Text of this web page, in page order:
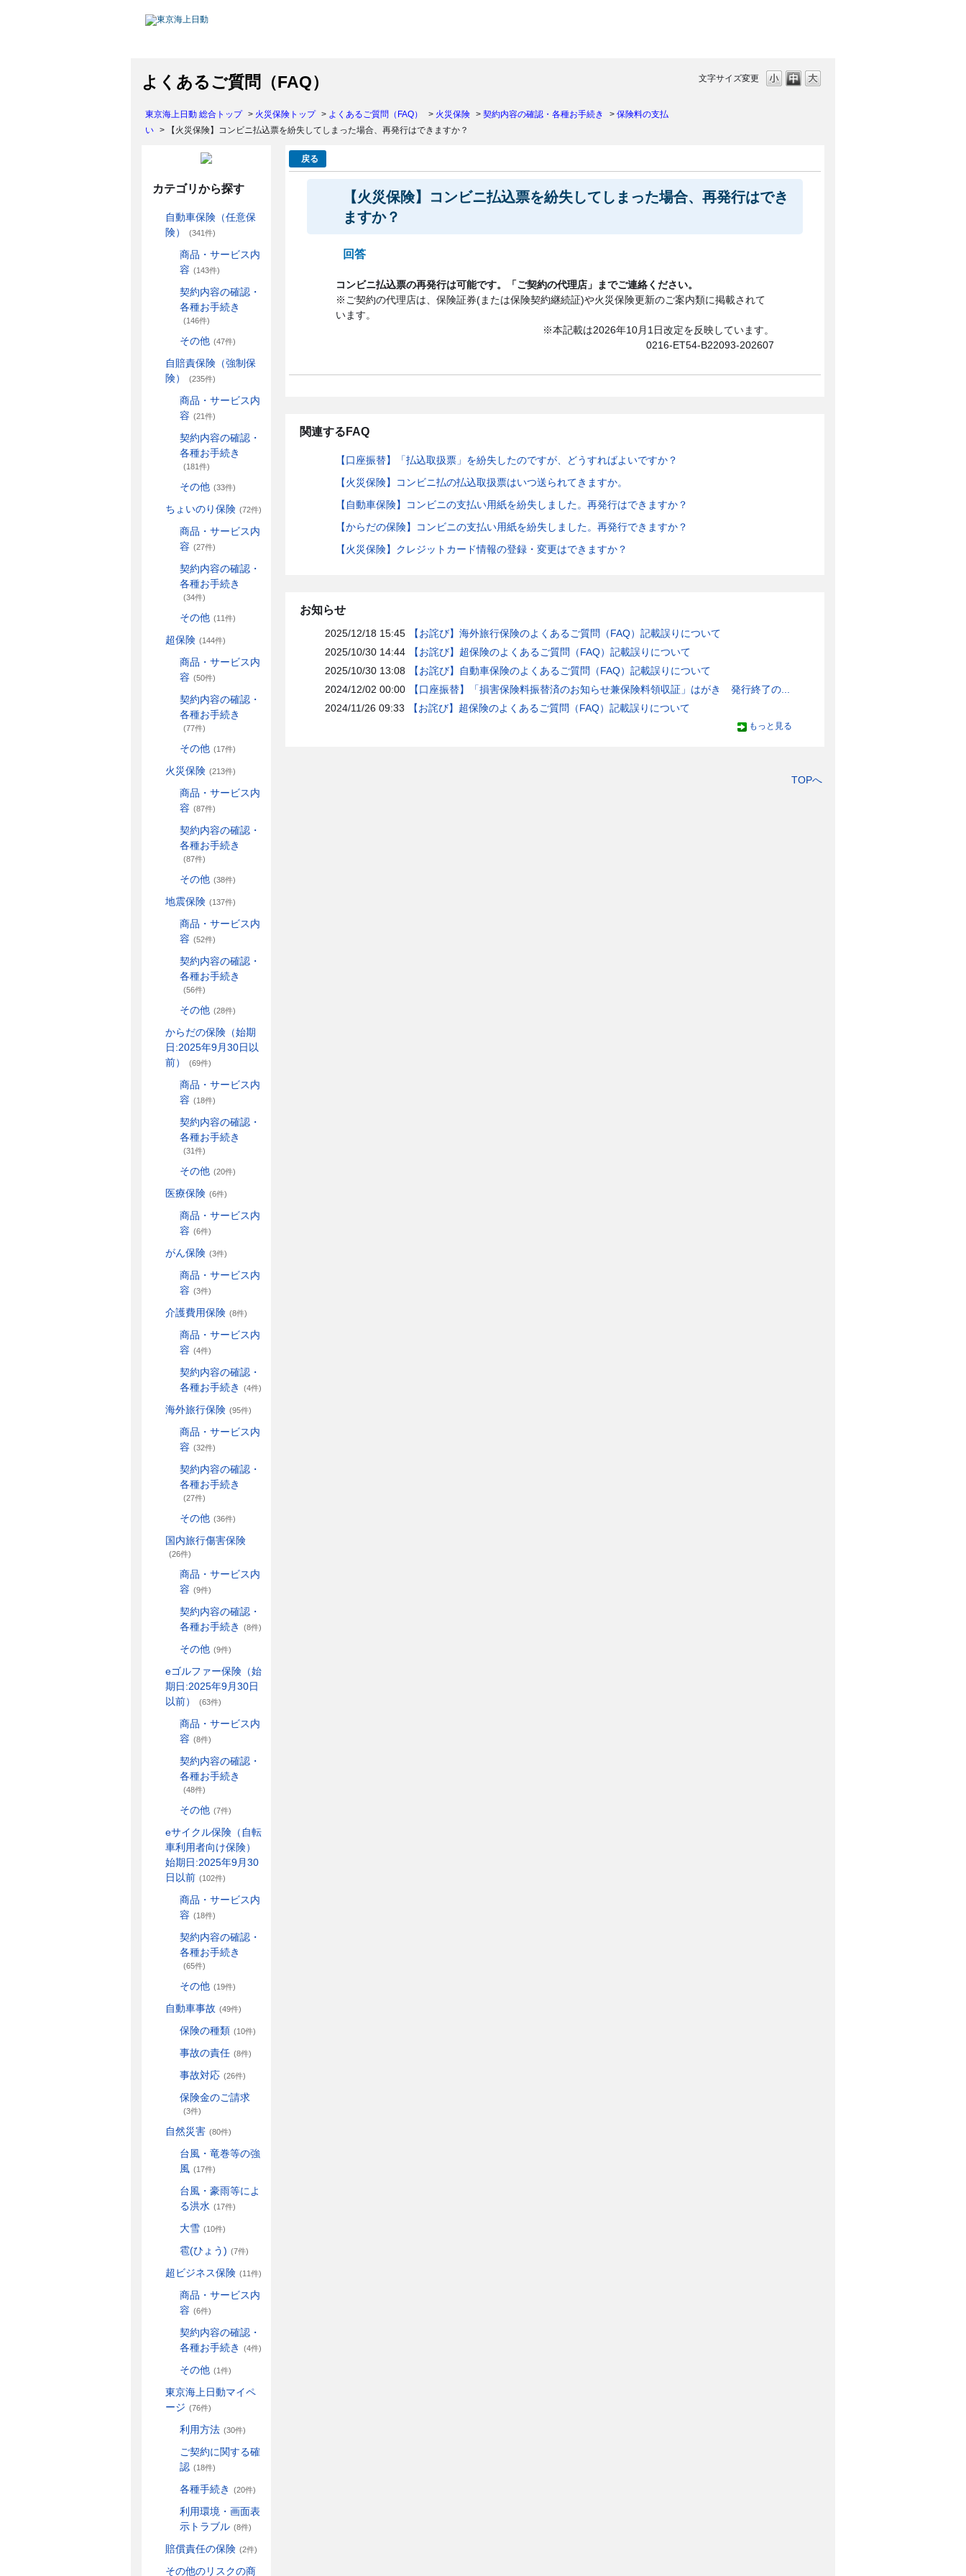
よくあるご質問（FAQ） 文字サイズ変更
東京海上日動 総合トップ > 火災保険トップ > よくあるご質問（FAQ） > 火災保険 > 契約内容の確認・各種お手続き > 保険料の支払
い > 【火災保険】コンビニ払込票を紛失してしまった場合、再発行はできますか？
カテゴリから探す
自動車保険（任意保
険）
(341件)
商品・サービス内
容 (143件)
契約内容の確認・
各種お手続き
(146件)
その他 (47件)
自賠責保険（強制保
険）
(235件)
商品・サービス内
容 (21件)
契約内容の確認・
各種お手続き
(181件)
その他 (33件)
ちょいのり保険 (72件)
商品・サービス内
容 (27件)
契約内容の確認・
各種お手続き
(34件)
その他 (11件)
超保険 (144件)
商品・サービス内
容 (50件)
契約内容の確認・
各種お手続き
(77件)
その他 (17件)
火災保険 (213件)
商品・サービス内
容 (87件)
契約内容の確認・
各種お手続き
(87件)
その他 (38件)
地震保険 (137件)
商品・サービス内
容 (52件)
契約内容の確認・
各種お手続き
(56件)
その他 (28件)
からだの保険（始期
日:2025年9月30日以
前）
(69件)
商品・サービス内
容 (18件)
契約内容の確認・
各種お手続き
(31件)
その他 (20件)
医療保険 (6件)
商品・サービス内
容 (6件)
がん保険 (3件)
商品・サービス内
容 (3件)
介護費用保険 (8件)
商品・サービス内
容 (4件)
契約内容の確認・
各種お手続き
(4件)
海外旅行保険 (95件)
商品・サービス内
容 (32件)
契約内容の確認・
各種お手続き
(27件)
その他 (36件)
国内旅行傷害保険
(26件)
商品・サービス内
容 (9件)
契約内容の確認・
各種お手続き
(8件)
その他 (9件)
eゴルファー保険（始
期日:2025年9月30日
以前）
(63件)
商品・サービス内
容 (8件)
契約内容の確認・
各種お手続き
(48件)
その他 (7件)
eサイクル保険（自転
車利用者向け保険）
始期日:2025年9月30
日以前 (102件)
商品・サービス内
容 (18件)
契約内容の確認・
各種お手続き
(65件)
その他 (19件)
自動車事故 (49件)
保険の種類 (10件)
事故の責任 (8件)
事故対応 (26件)
保険金のご請求
(3件)
自然災害 (80件)
台風・竜巻等の強
風 (17件)
台風・豪雨等によ
る洪水 (17件)
大雪 (10件)
雹(ひょう) (7件)
超ビジネス保険 (11件)
商品・サービス内
容 (6件)
契約内容の確認・
各種お手続き
(4件)
その他 (1件)
東京海上日動マイペ
ージ (76件)
利用方法 (30件)
ご契約に関する確
認 (18件)
各種手続き (20件)
利用環境・画面表
示トラブル (8件)
賠償責任の保険 (2件)
その他のリスクの商
戻る
【火災保険】コンビニ払込票を紛失してしまった場合、再発行はでき
ますか？
回答
コンビニ払込票の再発行は可能です。「ご契約の代理店」までご連絡ください。
※ご契約の代理店は、保険証券(または保険契約継続証)や火災保険更新のご案内類に掲載されて
います。
※本記載は2026年10月1日改定を反映しています。
0216-ET54-B22093-202607
関連するFAQ
【口座振替】「払込取扱票」を紛失したのですが、どうすればよいですか？
【火災保険】コンビニ払の払込取扱票はいつ送られてきますか。
【自動車保険】コンビニの支払い用紙を紛失しました。再発行はできますか？
【からだの保険】コンビニの支払い用紙を紛失しました。再発行できますか？
【火災保険】クレジットカード情報の登録・変更はできますか？
お知らせ
2025/12/18 15:45
【お詫び】海外旅行保険のよくあるご質問（FAQ）記載誤りについて
2025/10/30 14:44
【お詫び】超保険のよくあるご質問（FAQ）記載誤りについて
2025/10/30 13:08
【お詫び】自動車保険のよくあるご質問（FAQ）記載誤りについて
2024/12/02 00:00
【口座振替】「損害保険料振替済のお知らせ兼保険料領収証」はがき 発行終了の...
2024/11/26 09:33
【お詫び】超保険のよくあるご質問（FAQ）記載誤りについて
もっと見る
TOPへ